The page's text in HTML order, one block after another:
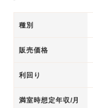
種別
販売価格
利回り
満室時想定年収/月